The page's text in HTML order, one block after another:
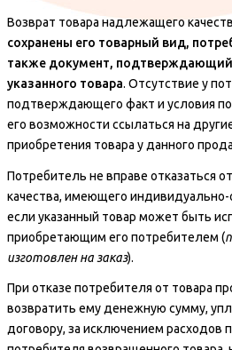
Возврат товара надлежащего
сохранены его товарный вид,
также документ, подтверждающий
указанного товара. Отсутствие у
подтверждающего факт и условия
его возможности ссылаться на
приобретения товара у данного
Потребитель не вправе отказаться
качества, имеющего
если указанный товар может быть
приобретающим его потребителем (
изготовлен на заказ).
При отказе потребителя от товара
возвратить ему денежную сумму,
договору, за исключением расходов